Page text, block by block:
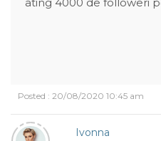
Posted : 20/08/2020 10:45 am
Ivonna